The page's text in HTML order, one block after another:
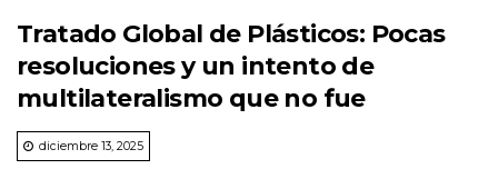
Tratado Global de Plásticos: Pocas
resoluciones y un intento de
multilateralismo que no fue
diciembre 13, 2025